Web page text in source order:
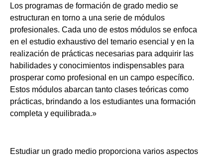
Los programas de formación de grado medio se
estructuran en torno a una serie de módulos
profesionales. Cada uno de estos módulos se enfoca
en el estudio exhaustivo del temario esencial y en la
realización de prácticas necesarias para adquirir las
habilidades y conocimientos indispensables para
prosperar como profesional en un campo específico.
Estos módulos abarcan tanto clases teóricas como
prácticas, brindando a los estudiantes una formación
completa y equilibrada.»
Estudiar un grado medio proporciona varios aspectos